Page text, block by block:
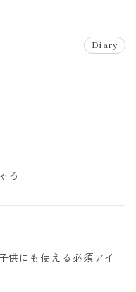
Diary
ろ
供にも使える必須アイ